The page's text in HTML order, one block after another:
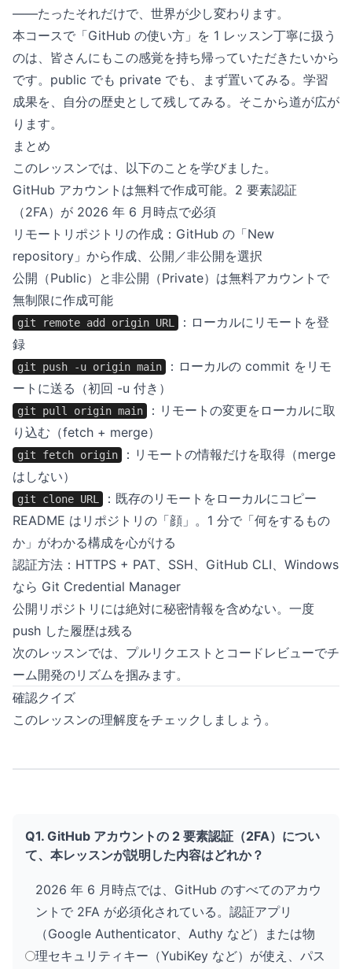
——たったそれだけで、世界が少し変わります。
本コースで「GitHub の使い方」を 1 レッスン丁寧に扱う
のは、皆さんにもこの感覚を持ち帰っていただきたいから
です。public でも private でも、まず置いてみる。学習
成果を、自分の歴史として残してみる。そこから道が広が
ります。
まとめ
このレッスンでは、以下のことを学びました。
GitHub アカウントは無料で作成可能。2 要素認証
（2FA）が 2026 年 6 月時点で必須
リモートリポジトリの作成：GitHub の「New
repository」から作成、公開／非公開を選択
公開（Public）と非公開（Private）は無料アカウントで
無制限に作成可能
git remote add origin URL
：ローカルにリモートを登
録
git push -u origin main
：ローカルの commit をリモ
ートに送る（初回 -u 付き）
git pull origin main
：リモートの変更をローカルに取
り込む（fetch + merge）
git fetch origin
：リモートの情報だけを取得（merge
はしない）
git clone URL
：既存のリモートをローカルにコピー
README はリポジトリの「顔」。1 分で「何をするもの
か」がわかる構成を心がける
認証方法：HTTPS + PAT、SSH、GitHub CLI、Windows
なら Git Credential Manager
公開リポジトリには絶対に秘密情報を含めない。一度
push した履歴は残る
次のレッスンでは、プルリクエストとコードレビューでチ
ーム開発のリズムを掴みます。
確認クイズ
このレッスンの理解度をチェックしましょう。
Q1. GitHub アカウントの 2 要素認証（2FA）につい
て、本レッスンが説明した内容はどれか？
2026 年 6 月時点では、GitHub のすべてのアカウ
ントで 2FA が必須化されている。認証アプリ
（Google Authenticator、Authy など）または物
理セキュリティキー（YubiKey など）が使え、パス